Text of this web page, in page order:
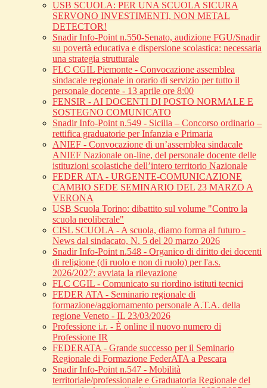
USB SCUOLA: PER UNA SCUOLA SICURA
SERVONO INVESTIMENTI, NON METAL
DETECTOR!
Snadir Info-Point n.550-Senato, audizione FGU/Snadir
su povertà educativa e dispersione scolastica: necessaria
una strategia strutturale
FLC CGIL Piemonte - Convocazione assemblea
sindacale regionale in orario di servizio per tutto il
personale docente - 13 aprile ore 8:00
FENSIR - AI DOCENTI DI POSTO NORMALE E
SOSTEGNO COMUNICATO
Snadir Info-Point n.549 - Sicilia – Concorso ordinario –
rettifica graduatorie per Infanzia e Primaria
ANIEF - Convocazione di un’assemblea sindacale
ANIEF Nazionale on-line, del personale docente delle
istituzioni scolastiche dell’intero territorio Nazionale
FEDER ATA - URGENTE-COMUNICAZIONE
CAMBIO SEDE SEMINARIO DEL 23 MARZO A
VERONA
USB Scuola Torino: dibattito sul volume "Contro la
scuola neoliberale"
CISL SCUOLA - A scuola, diamo forma al futuro -
News dal sindacato, N. 5 del 20 marzo 2026
Snadir Info-Point n.548 - Organico di diritto dei docenti
di religione (di ruolo e non di ruolo) per l'a.s.
2026/2027: avviata la rilevazione
FLC CGIL - Comunicato su riordino istituti tecnici
FEDER ATA - Seminario regionale di
formazione/aggiornamento personale A.T.A. della
regione Veneto - IL 23/03/2026
Professione i.r. - È online il nuovo numero di
Professione IR
FEDERATA - Grande successo per il Seminario
Regionale di Formazione FederATA a Pescara
Snadir Info-Point n.547 - Mobilità
territoriale/professionale e Graduatoria Regionale del